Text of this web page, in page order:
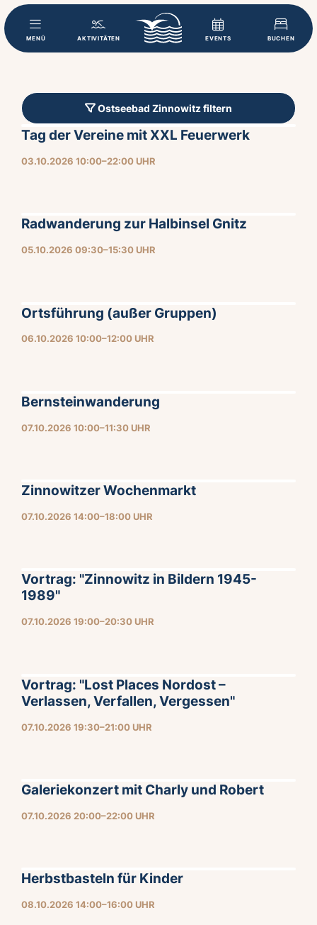
MENÜ AKTIVITÄTEN EVENTS BUCHEN
Ostseebad Zinnowitz filtern
03.10.2026 10:00–22:00 UHR
Tag der Vereine mit XXL Feuerwerk
05.10.2026 09:30–15:30 UHR
Radwanderung zur Halbinsel Gnitz
06.10.2026 10:00–12:00 UHR
Ortsführung (außer Gruppen)
07.10.2026 10:00–11:30 UHR
Bernsteinwanderung
07.10.2026 14:00–18:00 UHR
Zinnowitzer Wochenmarkt
07.10.2026 19:00–20:30 UHR
Vortrag: "Zinnowitz in Bildern 1945-
1989"
07.10.2026 19:30–21:00 UHR
Vortrag: "Lost Places Nordost –
Verlassen, Verfallen, Vergessen"
07.10.2026 20:00–22:00 UHR
Galeriekonzert mit Charly und Robert
08.10.2026 14:00–16:00 UHR
Herbstbasteln für Kinder